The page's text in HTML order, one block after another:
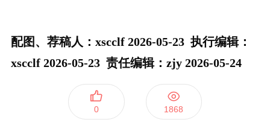
配图、荐稿人：xscclf 2026-05-23 执行编辑：
xscclf 2026-05-23 责任编辑：zjy 2026-05-24
0 1868